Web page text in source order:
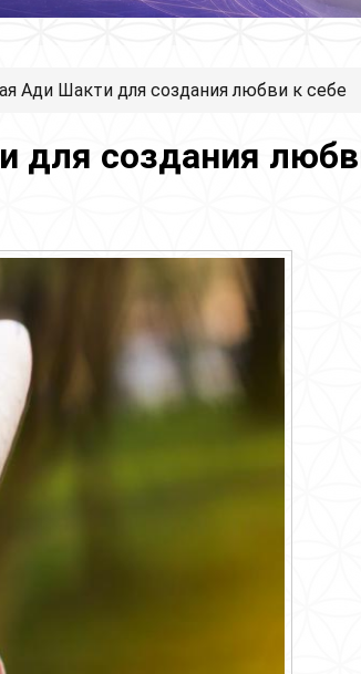
Ади Шакти для создания любви к себе
для создания